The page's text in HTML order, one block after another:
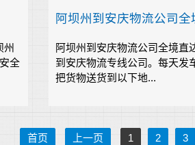
州
全
阿坝州到安庆物流公司全
阿坝州到安庆物流公司全境直
到安庆物流专线公司。每天发
把货物送货到以下地...
首页 上一页 1 2 3